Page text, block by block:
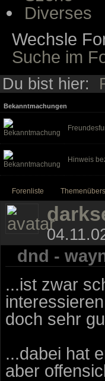
Diverses
Wechsle
Suche im
Du bist hier:
Bekanntmachungen
Hinweis
Forenliste
dnd -
...ist zwar
doch sehr
...dabei hat
aber